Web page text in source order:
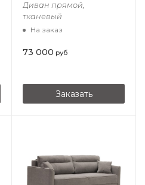
Диван прямой,
тканевый
На заказ
73 000 руб
Заказать